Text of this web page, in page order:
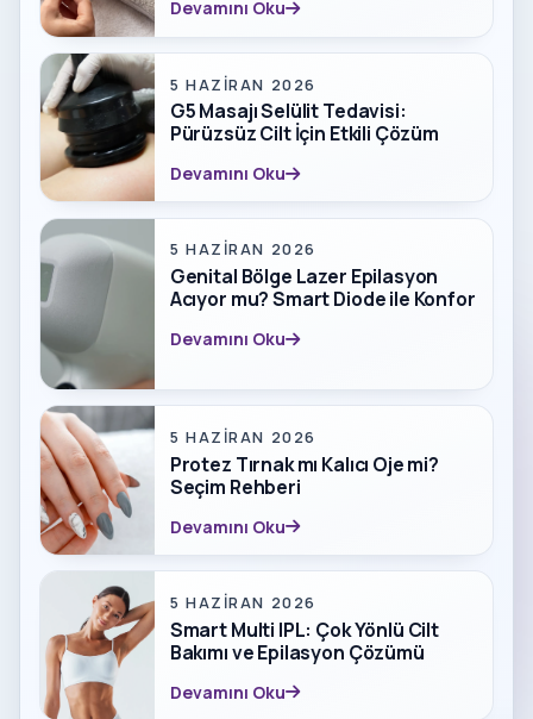
Devamını Oku
5 HAZIRAN 2026
G5 Masajı Selülit Tedavisi:
Pürüzsüz Cilt İçin Etkili Çözüm
Devamını Oku
5 HAZIRAN 2026
Genital Bölge Lazer Epilasyon
Acıyor mu? Smart Diode ile Konfor
Devamını Oku
5 HAZIRAN 2026
Protez Tırnak mı Kalıcı Oje mi?
Seçim Rehberi
Devamını Oku
5 HAZIRAN 2026
Smart Multi IPL: Çok Yönlü Cilt
Bakımı ve Epilasyon Çözümü
Devamını Oku